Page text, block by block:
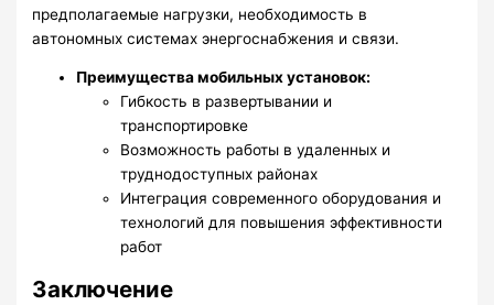
предполагаемые нагрузки, необходимость в
автономных системах энергоснабжения и связи.
Преимущества мобильных установок:
Гибкость в развертывании и
транспортировке
Возможность работы в удаленных и
труднодоступных районах
Интеграция современного оборудования и
технологий для повышения эффективности
работ
Заключение